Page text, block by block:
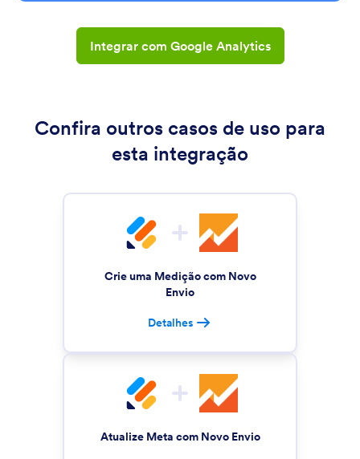
Integrar com Google Analytics
Confira outros casos de uso para
esta integração
Crie uma Medição com Novo
Envio
Detalhes
Atualize Meta com Novo Envio